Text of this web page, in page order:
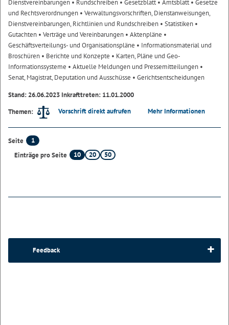
Dienstvereinbarungen • Rundschreiben • Gesetzblatt• Amtsblatt• Gesetze
und Rechtsverordnungen • Verwaltungsvorschriften, Dienstanweisungen,
Dienstvereinbarungen, Richtlinien und Rundschreiben • Statistiken •
Gutachten • Verträge und Vereinbarungen • Aktenpläne •
Geschäftsverteilungs- und Organisationspläne • Informationsmaterial und
Broschüren • Berichte und Konzepte • Karten, Pläne und Geo-
Informationssysteme • Aktuelle Meldungen und Pressemitteilungen •
Senat, Magistrat, Deputation und Ausschüsse • Gerichtsentscheidungen
Stand: 26.06.2023 Inkrafttreten: 11.01.2000
Themen:
Vorschrift direkt aufrufen Mehr Informationen
Seite
1
Einträge pro Seite
10 20 50
Feedback